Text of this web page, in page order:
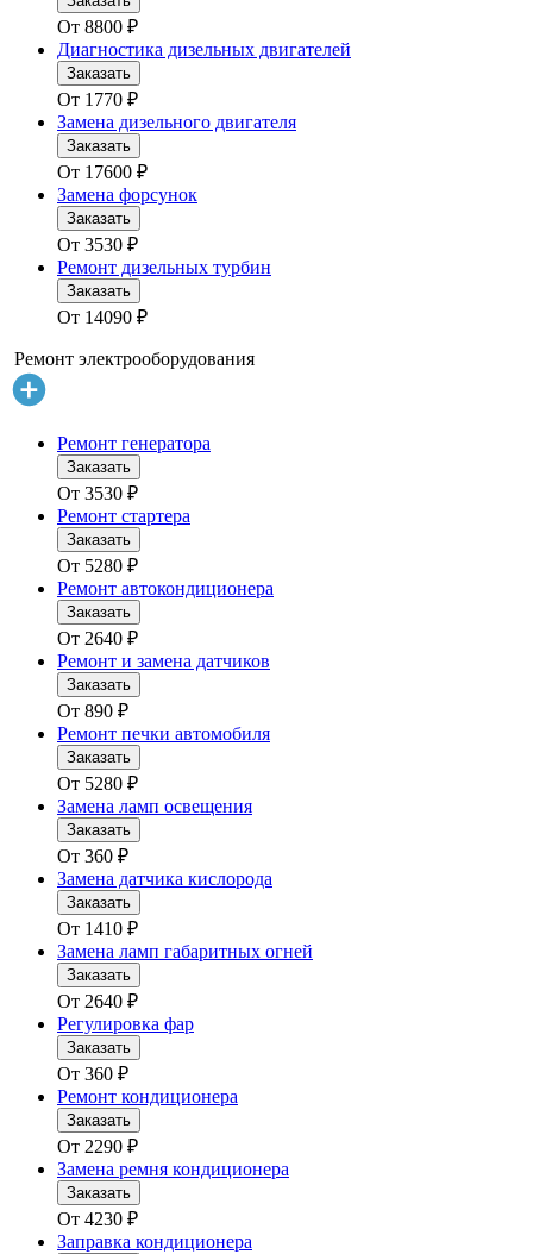
От 8800 ₽
Диагностика дизельных двигателей
Заказать
От 1770 ₽
Замена дизельного двигателя
Заказать
От 17600 ₽
Замена форсунок
Заказать
От 3530 ₽
Ремонт дизельных турбин
Заказать
От 14090 ₽
Ремонт электрооборудования
Ремонт генератора
Заказать
От 3530 ₽
Ремонт стартера
Заказать
От 5280 ₽
Ремонт автокондиционера
Заказать
От 2640 ₽
Ремонт и замена датчиков
Заказать
От 890 ₽
Ремонт печки автомобиля
Заказать
От 5280 ₽
Замена ламп освещения
Заказать
От 360 ₽
Замена датчика кислорода
Заказать
От 1410 ₽
Замена ламп габаритных огней
Заказать
От 2640 ₽
Регулировка фар
Заказать
От 360 ₽
Ремонт кондиционера
Заказать
От 2290 ₽
Замена ремня кондиционера
Заказать
От 4230 ₽
Заправка кондиционера